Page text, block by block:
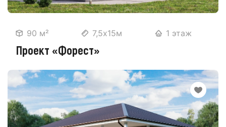
90 м² 7,5х15м 1 этаж
Проект «Форест»